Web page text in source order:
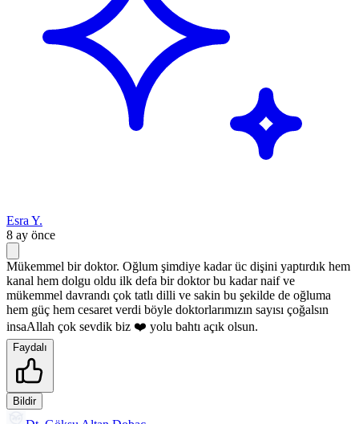
Esra Y.
8 ay önce
Mükemmel bir doktor. Oğlum şimdiye kadar üc dişini yaptırdık hem
kanal hem dolgu oldu ilk defa bir doktor bu kadar naif ve
mükemmel davrandı çok tatlı dilli ve sakin bu şekilde de oğluma
hem güç hem cesaret verdi böyle doktorlarımızın sayısı çoğalsın
insaAllah çok sevdik biz ❤️ yolu bahtı açık olsun.
Faydalı
Bildir